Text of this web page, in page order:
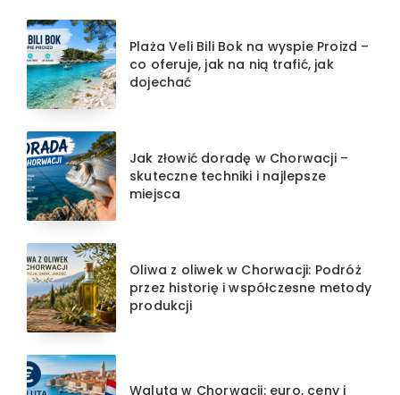
Plaża Veli Bili Bok na wyspie Proizd –
co oferuje, jak na nią trafić, jak
dojechać
Jak złowić doradę w Chorwacji –
skuteczne techniki i najlepsze
miejsca
Oliwa z oliwek w Chorwacji: Podróż
przez historię i współczesne metody
produkcji
Waluta w Chorwacji: euro, ceny i